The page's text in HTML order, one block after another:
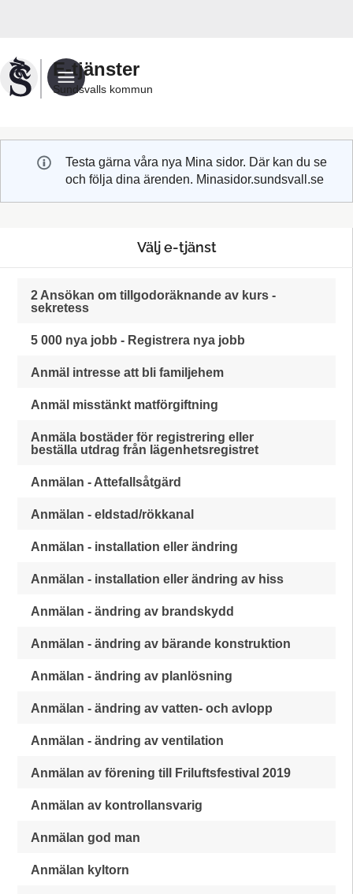
Sundsvalls
kommuns
e-
E-tjänster
Sundsvalls kommun
Testa gärna våra nya Mina sidor. Där kan du se
och följa dina ärenden. Minasidor.sundsvall.se
Välj e-tjänst
2 Ansökan om tillgodoräknande av kurs -
sekretess
5 000 nya jobb - Registrera nya jobb
Anmäl intresse att bli familjehem
Anmäl misstänkt matförgiftning
Anmäla bostäder för registrering eller
beställa utdrag från lägenhetsregistret
Anmälan - Attefallsåtgärd
Anmälan - eldstad/rökkanal
Anmälan - installation eller ändring
Anmälan - installation eller ändring av hiss
Anmälan - ändring av brandskydd
Anmälan - ändring av bärande konstruktion
Anmälan - ändring av planlösning
Anmälan - ändring av vatten- och avlopp
Anmälan - ändring av ventilation
Anmälan av förening till Friluftsfestival 2019
Anmälan av kontrollansvarig
Anmälan god man
Anmälan kyltorn